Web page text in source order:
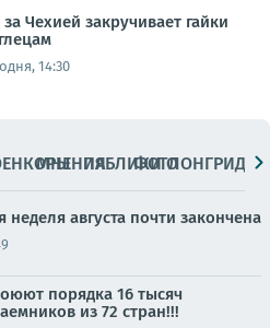
Чехией закручивает гайки
14:30
МНЕНИЯПАБЛИКИ
ФОТОЛОНГРИДЫ
неделя августа почти закончена
порядка 16 тысяч
из 72 стран!!!